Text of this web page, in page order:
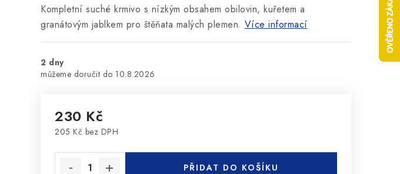
Kompletní suché krmivo s nízkým obsahem obilovin, kuřetem a
granátovým jablkem pro štěňata malých plemen. Více informací
2 dny
10.8.2026
230 Kč
205 Kč bez DPH
PŘIDAT DO KOŠÍKU